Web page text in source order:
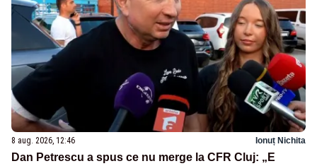
8 aug. 2026, 12:46 Ionuț Nichita
Dan Petrescu a spus ce nu merge la CFR Cluj: „E